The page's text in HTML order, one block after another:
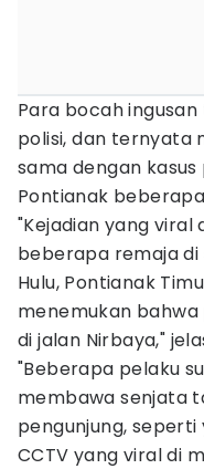
Para bocah
polisi, dan ternyata
sama dengan
Pontianak
"Kejadian yang
beberapa remaja di
Hulu, Pontianak
menemukan
di jalan Nirbaya,"
"Beberapa pelaku
membawa senjata
pengunjung,
CCTV yang viral di